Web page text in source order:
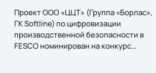
Проект ООО «ЦЦТ» (Группа «Борлас»,
ГК Softline) по цифровизации
производственной безопасности в
FESCO номинирован на конкурс